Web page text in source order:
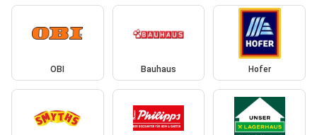
OBI Bauhaus Hofer